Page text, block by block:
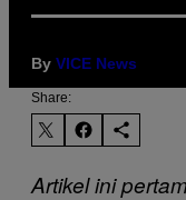
By VICE News
Share:
Artikel ini